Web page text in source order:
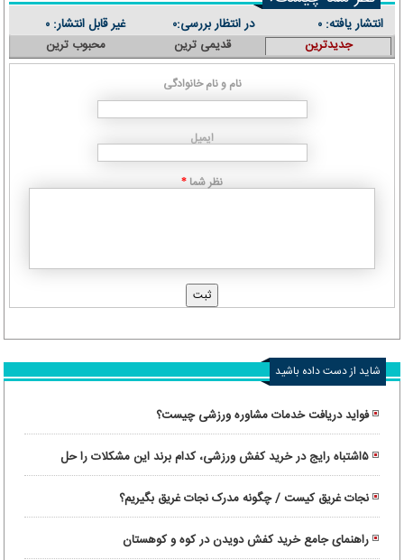
انتشار یافته: ۰ در انتظار بررسی:۰ غیر قابل انتشار: ۰
جدیدترین قدیمی ترین محبوب ترین
نام و نام خانوادگی
ایمیل
نظر شما *
شاید از دست داده باشید
فواید دریافت خدمات مشاوره ورزشی چیست؟
۵اشتباه رایج در خرید کفش ورزشی، کدام برند این مشکلات را حل
کرده‌ است؟
نجات غریق کیست / چگونه مدرک نجات غریق بگیریم؟
راهنمای جامع خرید کفش دویدن در کوه و کوهستان